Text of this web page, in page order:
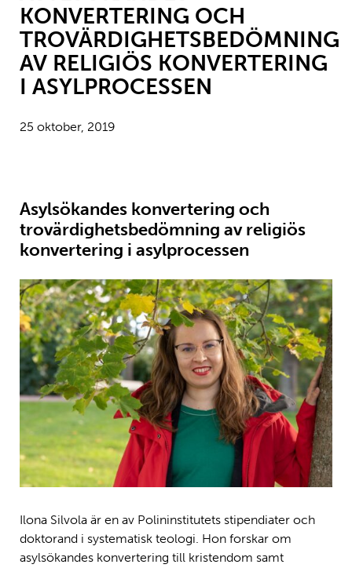
KONVERTERING OCH
TROVÄRDIGHETSBEDÖMNING
AV RELIGIÖS KONVERTERING
I ASYLPROCESSEN
25 oktober, 2019
Asylsökandes konvertering och
trovärdighetsbedömning av religiös
konvertering i asylprocessen
Ilona Silvola är en av Polininstitutets stipendiater och
doktorand i systematisk teologi. Hon forskar om
asylsökandes konvertering till kristendom samt